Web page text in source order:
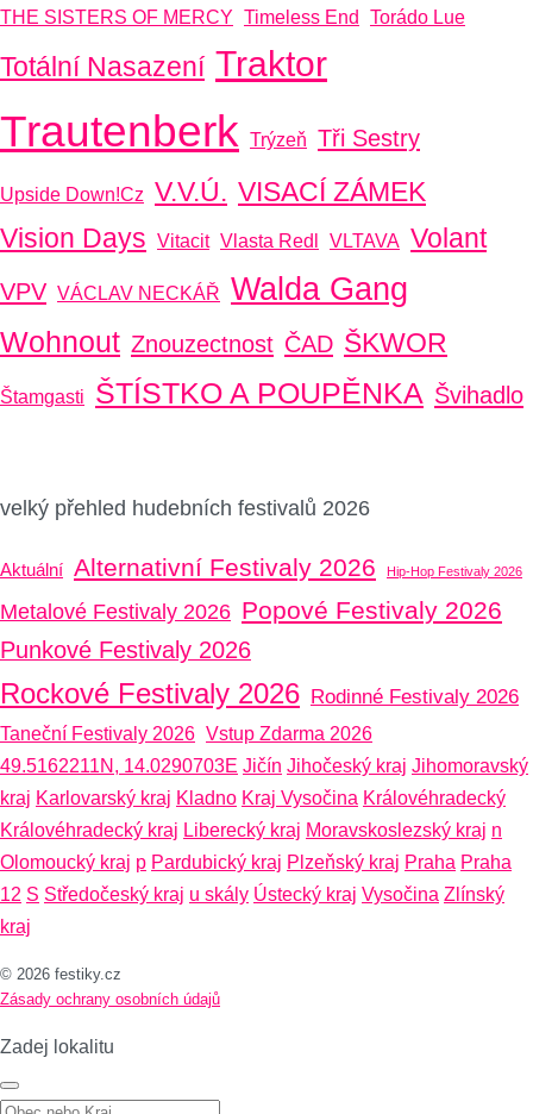
THE SISTERS OF MERCY Timeless End Torádo Lue
Totální Nasazení Traktor
Trautenberk Trýzeň Tři Sestry
Upside Down!cz V.V.Ú. VISACÍ ZÁMEK
Vision Days Vitacit Vlasta Redl VLTAVA Volant
VPV VÁCLAV NECKÁŘ Walda Gang
Wohnout Znouzectnost ČAD ŠKWOR
Štamgasti ŠTÍSTKO A POUPĚNKA Švihadlo
velký přehled hudebních festivalů 2026
Aktuální Alternativní Festivaly 2026 Hip-Hop Festivaly 2026
Metalové Festivaly 2026 Popové Festivaly 2026
Punkové Festivaly 2026
Rockové Festivaly 2026 Rodinné Festivaly 2026
Taneční Festivaly 2026 Vstup Zdarma 2026
49.5162211N, 14.0290703E Jičín Jihočeský kraj Jihomoravský
kraj Karlovarský kraj Kladno Kraj Vysočina Královéhradecký
Královéhradecký kraj Liberecký kraj Moravskoslezský kraj n
Olomoucký kraj p Pardubický kraj Plzeňský kraj Praha Praha
12 S Středočeský kraj u skály Ústecký kraj Vysočina Zlínský
kraj
© 2026 festiky.cz
Zásady ochrany osobních údajů
Zadej lokalitu